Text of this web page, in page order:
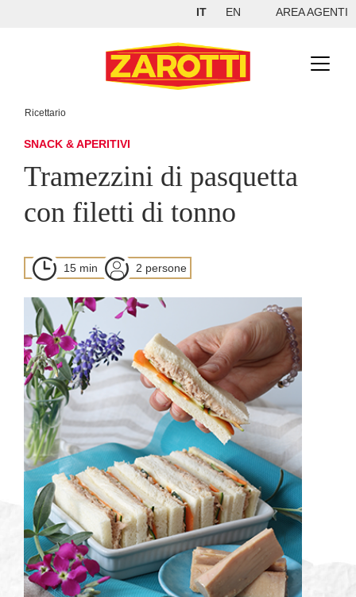
IT EN AREA AGENTI
Ricettario
SNACK & APERITIVI
Tramezzini di pasquetta
con filetti di tonno
15 min 2 persone